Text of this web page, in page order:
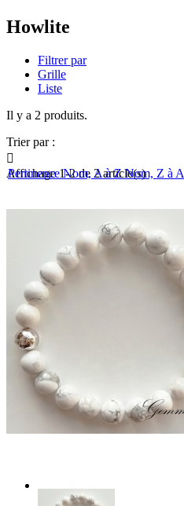
Howlite
Filtrer par
Grille
Liste
Il y a 2 produits.
Trier par :

PertinenceNom, A à ZNom, Z à A
Affichage 1-2 de 2 article(s)